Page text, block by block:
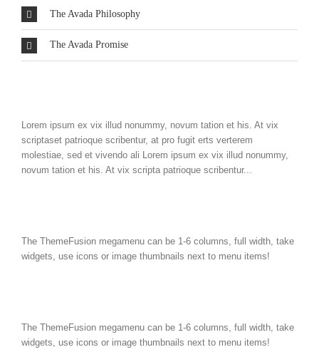
The Avada Philosophy
The Avada Promise
Lorem ipsum ex vix illud nonummy, novum tation et his. At vix
scriptaset patrioque scribentur, at pro fugit erts verterem
molestiae, sed et vivendo ali Lorem ipsum ex vix illud nonummy,
novum tation et his. At vix scripta patrioque scribentur...
The ThemeFusion megamenu can be 1-6 columns, full width, take
widgets, use icons or image thumbnails next to menu items!
The ThemeFusion megamenu can be 1-6 columns, full width, take
widgets, use icons or image thumbnails next to menu items!